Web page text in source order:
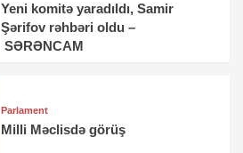
Yeni komitə yaradıldı, Samir
Şərifov rəhbəri oldu –
SƏRƏNCAM
Parlament
Milli Məclisdə görüş